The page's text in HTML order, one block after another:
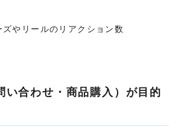
ズやリールのリアクション数
い合わせ・商品購入）が目的